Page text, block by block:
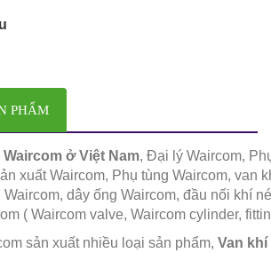
PHẨM
ở Việt Nam, Đại lý Waircom,
xuất Waircom, Phụ tùng Waircom, van
dây ống Waircom, đầu nối khí
( Waircom valve, Waircom cylinder,
sản xuất nhiều loại sản phẩm, Van khí